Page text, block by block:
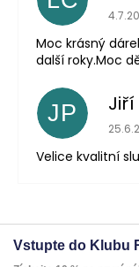
Moc krásný
další roky.Moc
JP
Velice kvalitní
Vstupte do Klubu